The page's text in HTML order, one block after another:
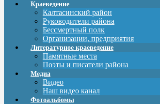
Краеведение
Калтасинский район
Руководители района
Бессмертный полк
Организации, предприятия
Литературное краеведение
Памятные места
Поэты и писатели района
Медиа
Видео
Наш видео канал
Фотоальбомы